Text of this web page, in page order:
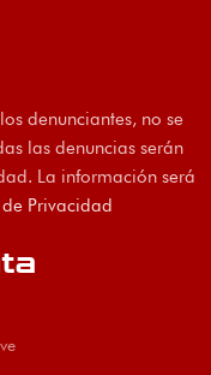
denunciantes, no se
las denuncias serán
La información será
de Privacidad